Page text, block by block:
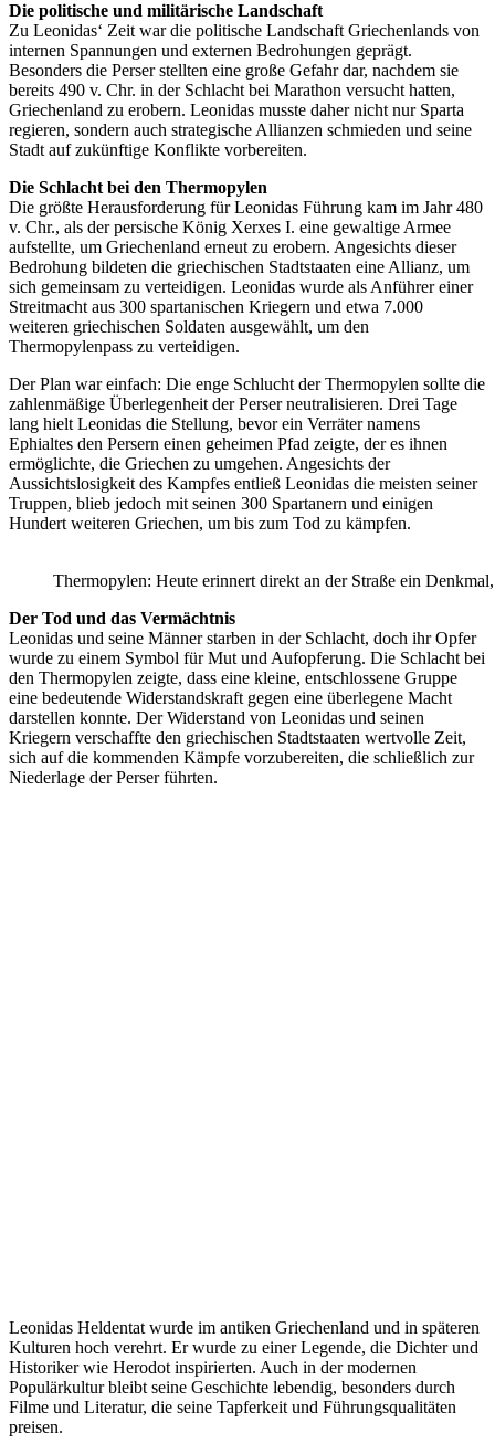
Die politische und militärische Landschaft
Zu Leonidas‘ Zeit war die politische Landschaft Griechenlands von
internen Spannungen und externen Bedrohungen geprägt.
Besonders die Perser stellten eine große Gefahr dar, nachdem sie
bereits 490 v. Chr. in der Schlacht bei Marathon versucht hatten,
Griechenland zu erobern. Leonidas musste daher nicht nur Sparta
regieren, sondern auch strategische Allianzen schmieden und seine
Stadt auf zukünftige Konflikte vorbereiten.
Die Schlacht bei den Thermopylen
Die größte Herausforderung für Leonidas Führung kam im Jahr 480
v. Chr., als der persische König Xerxes I. eine gewaltige Armee
aufstellte, um Griechenland erneut zu erobern. Angesichts dieser
Bedrohung bildeten die griechischen Stadtstaaten eine Allianz, um
sich gemeinsam zu verteidigen. Leonidas wurde als Anführer einer
Streitmacht aus 300 spartanischen Kriegern und etwa 7.000
weiteren griechischen Soldaten ausgewählt, um den
Thermopylenpass zu verteidigen.
Der Plan war einfach: Die enge Schlucht der Thermopylen sollte die
zahlenmäßige Überlegenheit der Perser neutralisieren. Drei Tage
lang hielt Leonidas die Stellung, bevor ein Verräter namens
Ephialtes den Persern einen geheimen Pfad zeigte, der es ihnen
ermöglichte, die Griechen zu umgehen. Angesichts der
Aussichtslosigkeit des Kampfes entließ Leonidas die meisten seiner
Truppen, blieb jedoch mit seinen 300 Spartanern und einigen
Hundert weiteren Griechen, um bis zum Tod zu kämpfen.
Thermopylen: Heute erinnert direkt an der Straße ein
Der Tod und das Vermächtnis
Leonidas und seine Männer starben in der Schlacht, doch ihr Opfer
wurde zu einem Symbol für Mut und Aufopferung. Die Schlacht bei
den Thermopylen zeigte, dass eine kleine, entschlossene Gruppe
eine bedeutende Widerstandskraft gegen eine überlegene Macht
darstellen konnte. Der Widerstand von Leonidas und seinen
Kriegern verschaffte den griechischen Stadtstaaten wertvolle Zeit,
sich auf die kommenden Kämpfe vorzubereiten, die schließlich zur
Niederlage der Perser führten.
Leonidas Heldentat wurde im antiken Griechenland und in späteren
Kulturen hoch verehrt. Er wurde zu einer Legende, die Dichter und
Historiker wie Herodot inspirierten. Auch in der modernen
Populärkultur bleibt seine Geschichte lebendig, besonders durch
Filme und Literatur, die seine Tapferkeit und Führungsqualitäten
preisen.